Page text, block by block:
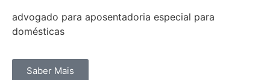
advogado para aposentadoria especial para
domésticas
Saber Mais